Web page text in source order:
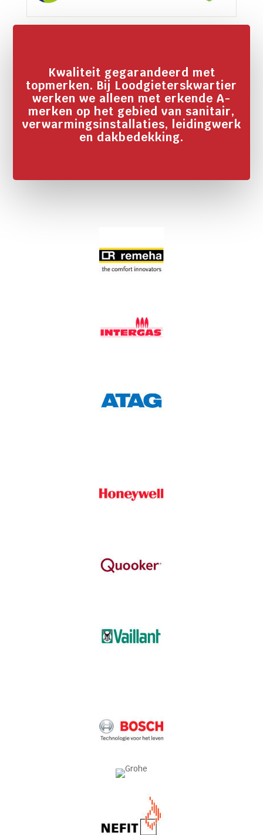
Kwaliteit gegarandeerd met
topmerken. Bij Loodgieterskwartier
werken we alleen met erkende A-
merken op het gebied van sanitair,
verwarmingsinstallaties, leidingwerk
en dakbedekking.